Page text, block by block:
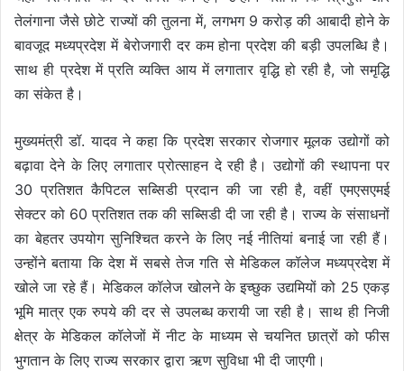
तेलंगाना जैसे छोटे राज्यों की तुलना में, लगभग 9 करोड़ की आबादी होने के
बावजूद मध्यप्रदेश में बेरोजगारी दर कम होना प्रदेश की बड़ी उपलब्धि है।
साथ ही प्रदेश में प्रति व्यक्ति आय में लगातार वृद्धि हो रही है, जो समृद्धि
का संकेत है।
मुख्यमंत्री डॉ. यादव ने कहा कि प्रदेश सरकार रोजगार मूलक उद्योगों को
बढ़ावा देने के लिए लगातार प्रोत्साहन दे रही है। उद्योगों की स्थापना पर
30 प्रतिशत कैपिटल सब्सिडी प्रदान की जा रही है, वहीं एमएसएमई
सेक्टर को 60 प्रतिशत तक की सब्सिडी दी जा रही है। राज्य के संसाधनों
का बेहतर उपयोग सुनिश्चित करने के लिए नई नीतियां बनाई जा रही हैं।
उन्होंने बताया कि देश में सबसे तेज गति से मेडिकल कॉलेज मध्यप्रदेश में
खोले जा रहे हैं। मेडिकल कॉलेज खोलने के इच्छुक उद्यमियों को 25 एकड़
भूमि मात्र एक रुपये की दर से उपलब्ध करायी जा रही है। साथ ही निजी
क्षेत्र के मेडिकल कॉलेजों में नीट के माध्यम से चयनित छात्रों को फीस
भुगतान के लिए राज्य सरकार द्वारा ऋण सुविधा भी दी जाएगी।